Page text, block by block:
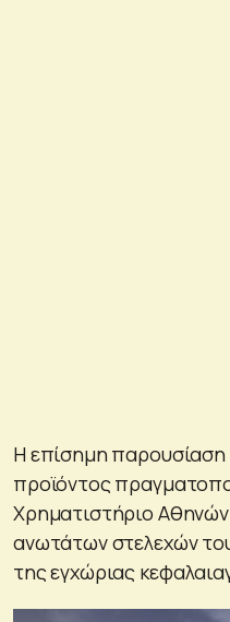
H επίσημη
προϊόντος
Χρηματιστήριο
ανωτάτων στελεχών
της εγχώριας